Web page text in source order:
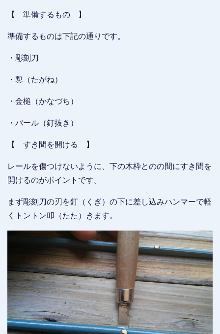
【 準備するもの 】
準備するものは下記の通りです。
・彫刻刀
・鏨（たがね）
・金槌（かなづち）
・バール（釘抜き）
【 すき間を開ける 】
レールを傷つけないように、下の木枠とのの間にすき間を
開けるのがポイントです。
まず彫刻刀の刃を釘（くぎ）の下に差し込みハンマーで軽
くトントン叩（たた）きます。